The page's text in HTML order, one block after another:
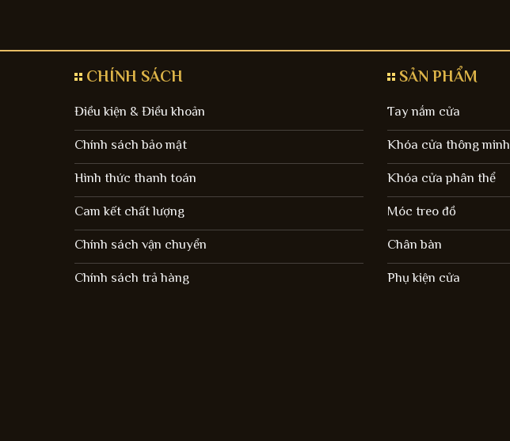
CHÍNH SÁCH
Điều kiện & Điều khoản
Chính sách bảo mật
Hình thức thanh toán
Cam kết chất lượng
Chính sách vận chuyển
Chính sách trả hàng
SẢN PHẨM
Tay nắm cửa
Khóa cửa thông minh
Khóa cửa phân thể
Móc treo đồ
Chân bàn
Phụ kiện cửa